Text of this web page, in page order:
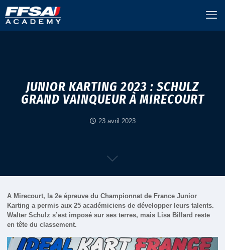
JUNIOR KARTING 2023 : SCHULZ
GRAND VAINQUEUR À MIRECOURT
23 avril 2023
A Mirecourt, la 2e épreuve du Championnat de France Junior
Karting a permis aux 25 académiciens de développer leurs talents.
Walter Schulz s’est imposé sur ses terres, mais Lisa Billard reste
en tête du classement.